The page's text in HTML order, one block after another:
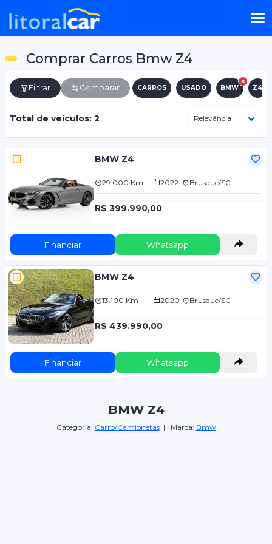
Comprar Carros Bmw Z4
Filtrar Comparar CARROS USADO BMW Z4
Total de veículos: 2
BMW Z4
29.000 Km 2022 Brusque/SC
R$ 399.990,00
Financiar Whatsapp
BMW Z4
13.100 Km 2020 Brusque/SC
R$ 439.990,00
Financiar Whatsapp
BMW Z4
Categoria: Carro/Camionetas| Marca: Bmw